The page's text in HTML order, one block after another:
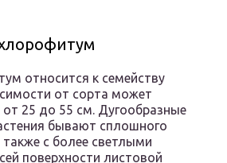
относится к семейству
от сорта может
25 до 55 см. Дугообразные
бывают сплошного
также с более светлыми
поверхности листовой